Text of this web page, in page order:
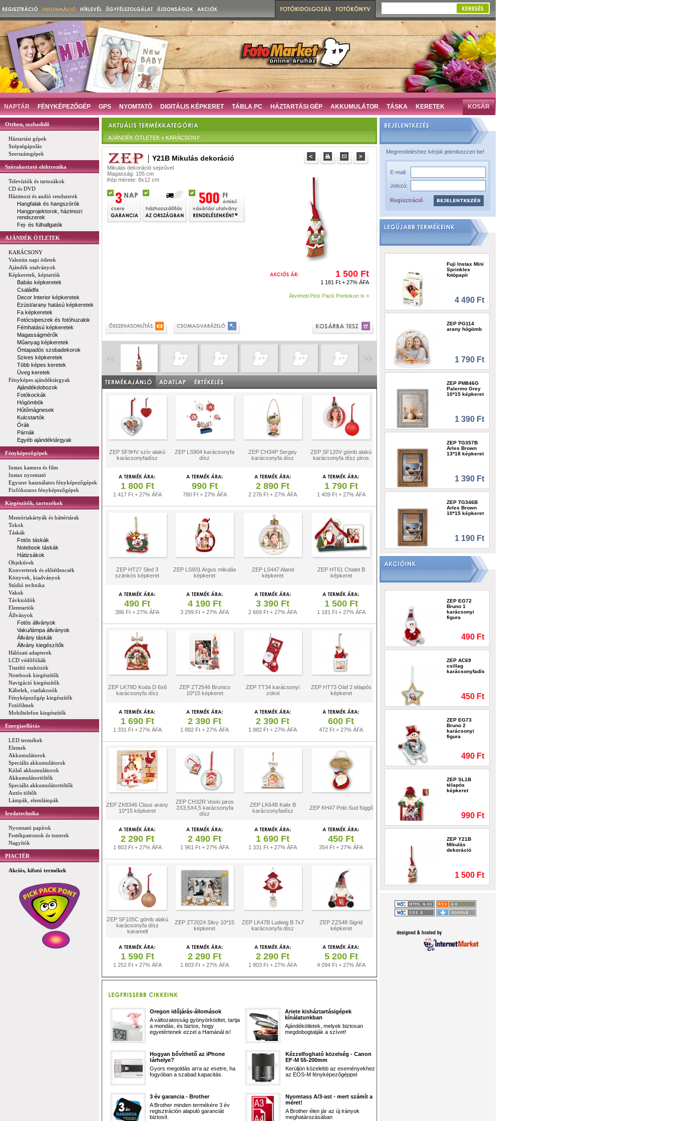
NAPTÁR FÉNYKÉPEZŐGÉP GPS NYOMTATÓ DIGITÁLIS KÉPKERET TÁBLA PC HÁZTARTÁSI GÉP AKKUMULÁTOR TÁSKA KERETEK KOSÁR
Otthon, szabadidő
Háztartási gépek
Szépségápolás
Szerszámgépek
Szórakoztató elektronika
Televíziók és tartozákok
CD és DVD
Házimozi és audió rendszerek
Hangfalak és hangszórók
Hangprojektorok, házimozi
rendszerek
Fej- és fülhallgatók
AJÁNDÉK ÖTLETEK
KARÁCSONY
Valentin napi ötletek
Ajándék utalványok
Képkeretek, képtartók
Babás képkeretek
Családfa
Decor Interior képkeretek
Ezüst/arany hatású képkeretek
Fa képkeretek
Fotócsipeszek és fotóhuzalok
Fémhatású képkeretek
Magasságmérők
Műanyag képkeretek
Öntapadós szobadekorok
Szives képkeretek
Több képes keretek
Üveg keretek
Fényképes ajándéktárgyak
Ajándékdobozok
Fotókockák
Hógömbök
Hűtőmágnesek
Kulcstartók
Órák
Párnák
Egyéb ajándéktárgyak
Fényképezőgépek
Instax kamera és film
Instax nyomtató
Egyszer használatos fényképezőgépek
Fixfókuszos fényképezőgépek
Kiegészítők, tartozékok
Memóriakártyák és háttértárak
Tokok
Táskák
Fotós táskák
Notebook táskák
Hátizsákok
Objektívek
Konverterek és előtétlencsék
Könyvek, kiadványok
Stúdió technika
Vakuk
Távkioldók
Elemtartók
Állványok
Fotós állványok
Vaku/lámpa állványok
Állvány táskák
Állvány kiegészítők
Hálózati adapterek
LCD védőfóliák
Tisztító eszközök
Notebook kiegészítők
Navigáció kiegészítők
Kábelek, csatlakozók
Fényképezőgép kiegészítők
Fotófilmek
Mobiltelefon kiegészítők
Energiaellátás
LED termékek
Elemek
Akkumulátorok
Speciális akkumulátorok
Külső akkumulátorok
Akkumulátortöltők
Speciális akkumulátortöltők
Autós töltők
Lámpák, elemlámpák
Irodatechnika
Nyomtató papírok
Festékpatronok és tonerek
Nagyítók
PIACTÉR
Akciós, kifutó termékek
AJÁNDÉK ÖTLETEK » KARÁCSONY
Y21B Mikulás dekoráció
Mikulás dekoráció seprűvel
Magasság: 105 cm
Kép mérete: 8x12 cm
1 500 Ft
1 181 Ft + 27% ÁFA
Átveheti Pick Pack Pontokon is »
ZEP SF9HV szív alakú
karácsonyfadísz
ZEP LS904 karácsonyfa
dísz
ZEP CH34P Sergey
karácsonyfa dísz
ZEP SF120V gömb alakú
karácsonyfa dísz piros
1 800 Ft
1 417 Ft + 27% ÁFA
990 Ft
780 Ft + 27% ÁFA
2 890 Ft
2 276 Ft + 27% ÁFA
1 790 Ft
1 409 Ft + 27% ÁFA
ZEP HT27 Sled 3
szánkós képkeret
ZEP LS931 Argus mikulás
képkeret
ZEP LS447 Aland
képkeret
ZEP HT61 Chalet B
képkeret
490 Ft
386 Ft + 27% ÁFA
4 190 Ft
3 299 Ft + 27% ÁFA
3 390 Ft
2 669 Ft + 27% ÁFA
1 500 Ft
1 181 Ft + 27% ÁFA
ZEP LK79D Koda D 6x6
karácsonyfa dísz
ZEP ZT2546 Brunico
10*15 képkeret
ZEP TT34 karácsonyi
zokni
ZEP HT73 Olaf 2 télapós
képkeret
1 690 Ft
1 331 Ft + 27% ÁFA
2 390 Ft
1 882 Ft + 27% ÁFA
2 390 Ft
1 882 Ft + 27% ÁFA
600 Ft
472 Ft + 27% ÁFA
ZEP ZK8346 Claus arany
10*15 képkeret
ZEP CH32R Voski piros
2X3,5X4,5 karácsonyfa
dísz
ZEP LK64B Kalix B
karácsonyfadísz
ZEP KH47 Polo Sud függő
2 290 Ft
1 803 Ft + 27% ÁFA
2 490 Ft
1 961 Ft + 27% ÁFA
1 690 Ft
1 331 Ft + 27% ÁFA
450 Ft
354 Ft + 27% ÁFA
ZEP SF105C gömb alakú
karácsonyfa dísz
karamell
ZEP ZT2024 Silvy 10*15
képkeret
ZEP LK47B Ludwig B 7x7
karácsonyfa dísz
ZEP ZZ548 Sigrid
képkeret
1 590 Ft
1 252 Ft + 27% ÁFA
2 290 Ft
1 803 Ft + 27% ÁFA
2 290 Ft
1 803 Ft + 27% ÁFA
5 200 Ft
4 094 Ft + 27% ÁFA
Oregon időjárás-állomások
A változatosság gyönyörködtet, tartja
a mondás, és biztos, hogy
egyetértenek ezzel a Hamánál is!
Ariete kisháztartásigépek
kínálatunkban
Ajándékötletek, melyek biztosan
megdobogtatják a szívet!
Hogyan bővíthető az iPhone
tárhelye?
Gyors megoldás arra az esetre, ha
fogyóban a szabad kapacitás.
Kézzelfogható közelség - Canon
EF-M 55-200mm
Kerüljön közelebb az eseményekhez
az EOS-M fényképezőgéppel
3 év garancia - Brother
A Brother minden termékére 3 év
regisztráción alapuló garanciát
biztosít.
Nyomtass A/3-ast - mert számít a
méret!
A Brother élen jár az új irányok
meghatározásában
Megrendeléshez kérjük jelentkezzen be!
E-mail:
Jelszó:
Regisztráció
Fuji Instax Mini
Sprinkles
fotópapír
4 490 Ft
ZEP PG114
arany hógömb
1 790 Ft
ZEP PM846G
Palermo Grey
10*15 képkeret
1 390 Ft
ZEP TG357B
Arles Brown
13*18 képkeret
1 390 Ft
ZEP TG346B
Arles Brown
10*15 képkeret
1 190 Ft
ZEP EG72
Bruno 1
karácsonyi
figura
490 Ft
ZEP AC69
csillag
karácsonyfadísz
450 Ft
ZEP EG73
Bruno 2
karácsonyi
figura
490 Ft
ZEP SL1B
télapós
képkeret
990 Ft
ZEP Y21B
Mikulás
dekoráció
1 500 Ft